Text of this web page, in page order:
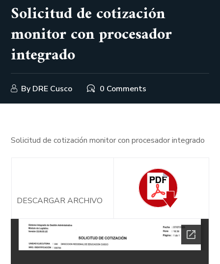
Solicitud de cotización
monitor con procesador
integrado
By DRE Cusco 0 Comments
Solicitud de cotización monitor con procesador integrado
DESCARGAR ARCHIVO